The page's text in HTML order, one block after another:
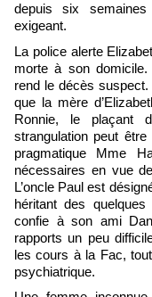
depuis six
exigeant.
La police alerte
morte à son
rend le décès
que la mère
Ronnie, le plaçant
strangulation peut
pragmatique Mme
nécessaires en vue
L’oncle Paul est
héritant des
confie à son ami
rapports un peu
les cours à la Fac,
psychiatrique.